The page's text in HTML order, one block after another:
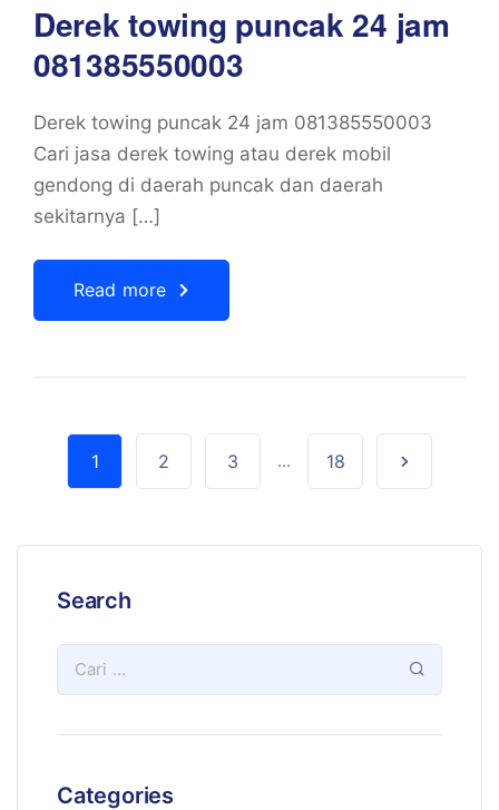
Derek towing puncak 24 jam
081385550003
Derek towing puncak 24 jam 081385550003
Cari jasa derek towing atau derek mobil
gendong di daerah puncak dan daerah
sekitarnya […]
Read more
1 2 3 ... 18
Search
Categories